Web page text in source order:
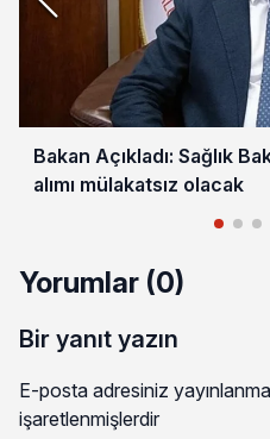
Bakan Açıkladı: Sağlık
alımı mülakatsız olacak
Yorumlar (0)
Bir yanıt yazın
E-posta adresiniz
işaretlenmişlerdir